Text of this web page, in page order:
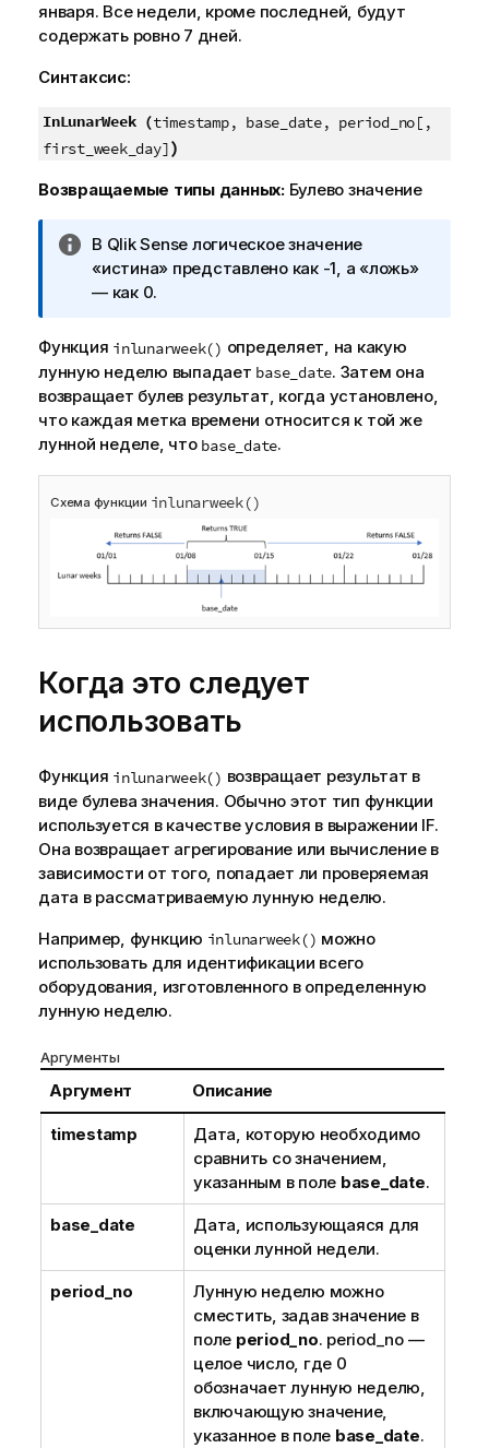
января. Все недели, кроме последней, будут
содержать ровно 7 дней.
Синтаксис:
InLunarWeek (timestamp, base_date, period_no[,
first_week_day])
Возвращаемые типы данных: Булево значение
П
р
и
е
ч
а
н
и
и
ф
о
м
ц
и
и
В Qlik Sense логическое значение
«истина» представлено как -1, а «ложь»
— как 0.
Функция inlunarweek() определяет, на какую
лунную неделю выпадает base_date. Затем она
возвращает булев результат, когда установлено,
что каждая метка времени относится к той же
лунной неделе, что base_date.
Схема функции inlunarweek()
Когда это следует
использовать
Функция inlunarweek() возвращает результат в
виде булева значения. Обычно этот тип функции
используется в качестве условия в выражении IF.
Она возвращает агрегирование или вычисление в
зависимости от того, попадает ли проверяемая
дата в рассматриваемую лунную неделю.
Например, функцию inlunarweek() можно
использовать для идентификации всего
оборудования, изготовленного в определенную
лунную неделю.
Аргументы
Аргумент Описание
timestamp
Дата, которую необходимо
сравнить со значением,
указанным в поле base_date.
base_date
Дата, использующаяся для
оценки лунной недели.
period_no
Лунную неделю можно
сместить, задав значение в
поле period_no. period_no —
целое число, где 0
обозначает лунную неделю,
включающую значение,
указанное в поле base_date.